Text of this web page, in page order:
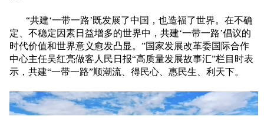
“共建‘一带一路’既发展了中国，也造福了世界。在不确
定、不稳定因素日益增多的世界中，共建‘一带一路’倡议的
时代价值和世界意义愈发凸显。”国家发展改革委国际合作
中心主任吴红亮做客人民日报“高质量发展故事汇”栏目时表
示，共建“一带一路”顺潮流、得民心、惠民生、利天下。